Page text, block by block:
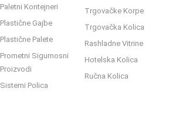
Paletni Kontejneri
Plastične Gajbe
Plastične Palete
Prometni Sigurnosni
Proizvodi
Sistemi Polica
Trgovačke Korpe
Trgovačka Kolica
Rashladne Vitrine
Hotelska Kolica
Ručna Kolica